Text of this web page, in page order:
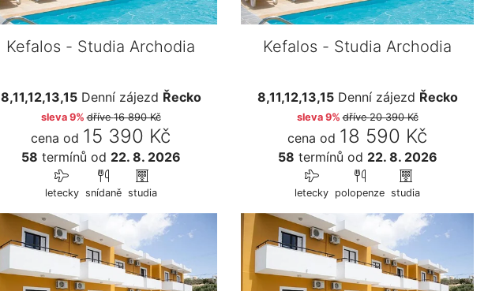
Kefalos - Studia Archodia
8,11,12,13,15Denní zájezd Řecko
sleva 9% dříve16 890 Kč
cena od 15 390 Kč
58 termínů od 22. 8. 2026
letecky snídaně studia
Kefalos - Studia Archodia
8,11,12,13,15Denní zájezd Řecko
sleva 9% dříve20 390 Kč
cena od 18 590 Kč
58 termínů od 22. 8. 2026
letecky polopenze studia